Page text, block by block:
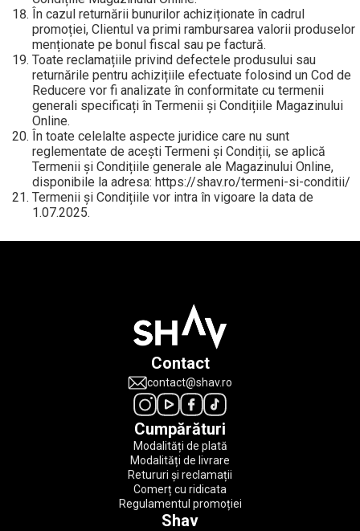
În cazul returnării bunurilor achiziționate în cadrul
promoției, Clientul va primi rambursarea valorii produselor
menționate pe bonul fiscal sau pe factură.
Toate reclamațiile privind defectele produsului sau
returnările pentru achizițiile efectuate folosind un Cod de
Reducere vor fi analizate în conformitate cu termenii
generali specificați în Termenii și Condițiile Magazinului
Online.
În toate celelalte aspecte juridice care nu sunt
reglementate de acești Termeni și Condiții, se aplică
Termenii și Condițiile generale ale Magazinului Online,
disponibile la adresa: https://shav.ro/termeni-si-conditii/
Termenii și Condițiile vor intra în vigoare la data de
1.07.2025.
Contact
contact@shav.ro
Shav
Cumpărături
Modalități de plată
Modalități de livrare
Retururi și reclamații
Comerț cu ridicata
Regulamentul promoției